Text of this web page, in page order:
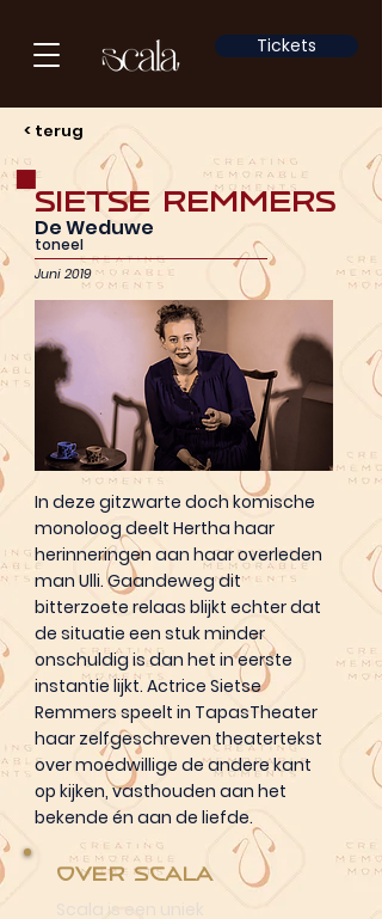
Tickets
< terug
Sietse Remmers
De Weduwe
toneel
Juni 2019
In deze gitzwarte doch komische
monoloog deelt Hertha haar
herinneringen aan haar overleden
man Ulli. Gaandeweg dit
bitterzoete relaas blijkt echter dat
de situatie een stuk minder
onschuldig is dan het in eerste
instantie lijkt. Actrice Sietse
Remmers speelt in TapasTheater
haar zelfgeschreven theatertekst
over moedwillige de andere kant
op kijken, vasthouden aan het
bekende én aan de liefde.
Over Scala